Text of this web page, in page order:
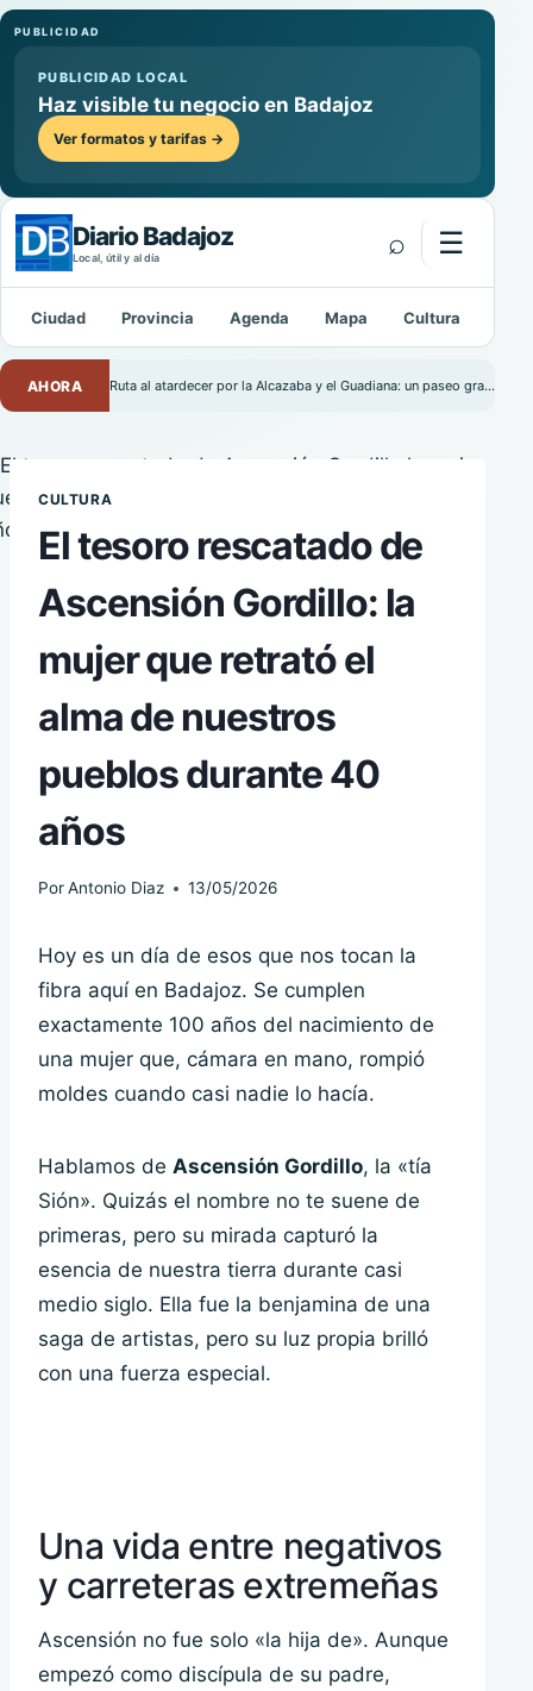
PUBLICIDAD
PUBLICIDAD LOCAL
Haz visible tu negocio en Badajoz
Ver formatos y tarifas →
Diario Badajoz
Local, útil y al día ⌕ ☰Abrir
Buscar:
Ciudad Provincia Agenda Mapa Cultura
AHORA Ruta al atardecer por la Alcazaba y el Guadiana: un paseo gratuito por Badajoz
CULTURA
El tesoro rescatado de
Ascensión Gordillo: la
mujer que retrató el
alma de nuestros
pueblos durante 40
años
PorAntonio Diaz 13/05/2026
Hoy es un día de esos que nos tocan la
fibra aquí en Badajoz. Se cumplen
exactamente 100 años del nacimiento de
una mujer que, cámara en mano, rompió
moldes cuando casi nadie lo hacía.
Hablamos de Ascensión Gordillo, la «tía
Sión». Quizás el nombre no te suene de
primeras, pero su mirada capturó la
esencia de nuestra tierra durante casi
medio siglo. Ella fue la benjamina de una
saga de artistas, pero su luz propia brilló
con una fuerza especial.
Una vida entre negativos
y carreteras extremeñas
Ascensión no fue solo «la hija de». Aunque
empezó como discípula de su padre,